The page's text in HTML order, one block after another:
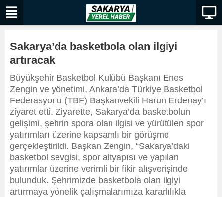
Sakarya’da basketbola olan ilgiyi
artıracak
Büyükşehir Basketbol Kulübü Başkanı Enes
Zengin ve yönetimi, Ankara’da Türkiye Basketbol
Federasyonu (TBF) Başkanvekili Harun Erdenay’ı
ziyaret etti. Ziyarette, Sakarya’da basketbolun
gelişimi, şehrin spora olan ilgisi ve yürütülen spor
yatırımları üzerine kapsamlı bir görüşme
gerçekleştirildi. Başkan Zengin, “Sakarya’daki
basketbol sevgisi, spor altyapısı ve yapılan
yatırımlar üzerine verimli bir fikir alışverişinde
bulunduk. Şehrimizde basketbola olan ilgiyi
artırmaya yönelik çalışmalarımıza kararlılıkla